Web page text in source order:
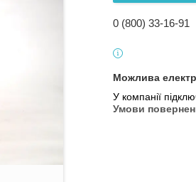
0 (800) 33-16-91
У компанії